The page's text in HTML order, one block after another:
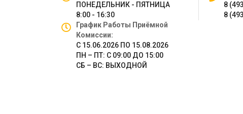
ПОНЕДЕЛЬНИК - ПЯТНИЦА
8:00 - 16:30
График Работы Приёмной
Комиссии:
С 15.06.2026 ПО 15.08.2026
ПН – ПТ: С 09:00 ДО 15:00
СБ – ВС: ВЫХОДНОЙ
8
8